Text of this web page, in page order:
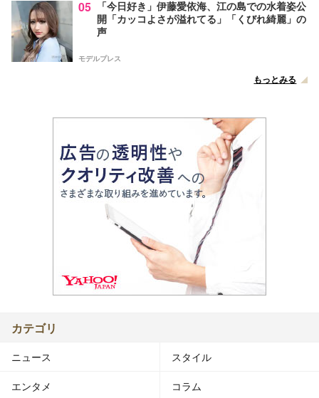
05
「今日好き」伊藤愛依海、江の島での水着姿公
開「カッコよさが溢れてる」「くびれ綺麗」の
声
モデルプレス
もっとみる
カテゴリ
ニュース スタイル
エンタメ コラム